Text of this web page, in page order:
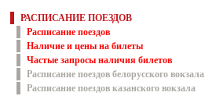
РАСПИСАНИЕ ПОЕЗДОВ
Расписание поездов
Наличие и цены на билеты
Частые запросы наличия билетов
Расписание поездов белорусского вокзала
Расписание поездов казанского вокзала